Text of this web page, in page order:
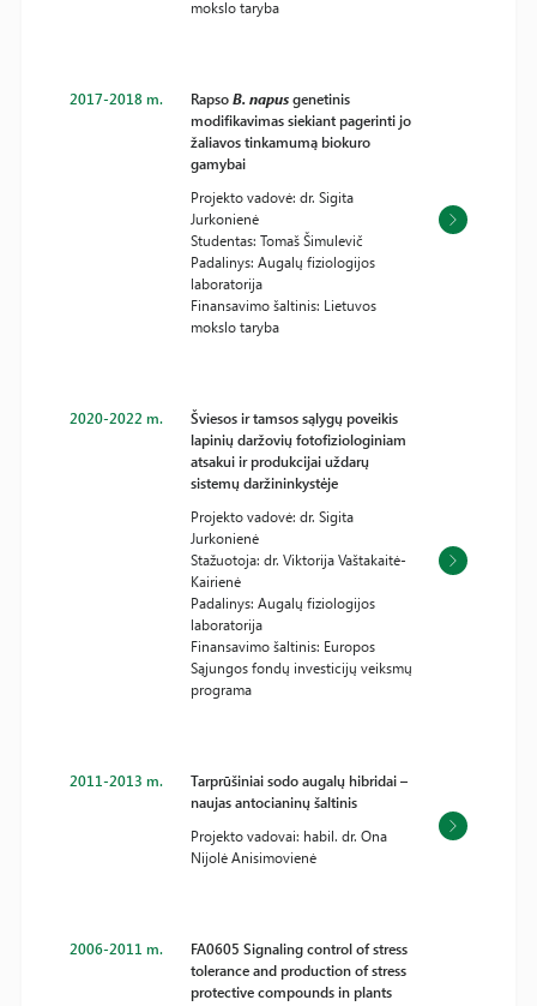
mokslo taryba
2017-2018 m. RapsoB. napusgenetinis
modifikavimas siekiant pagerinti jo
žaliavos tinkamumą biokuro
gamybai
Projekto vadovė: dr. Sigita
Jurkonienė
Studentas: Tomaš Šimulevič
Padalinys: Augalų fiziologijos
laboratorija
Finansavimo šaltinis: Lietuvos
mokslo taryba
2020-2022 m.
Šviesos ir tamsos sąlygų poveikis
lapinių daržovių fotofiziologiniam
atsakui ir produkcijai uždarų
sistemų daržininkystėje
Projekto vadovė: dr. Sigita
Jurkonienė
Stažuotoja: dr. Viktorija Vaštakaitė-
Kairienė
Padalinys: Augalų fiziologijos
laboratorija
Finansavimo šaltinis: Europos
Sąjungos fondų investicijų veiksmų
programa
2011-2013 m.
Tarprūšiniai sodo augalų hibridai –
naujas antocianinų šaltinis
Projekto vadovai: habil. dr. Ona
Nijolė Anisimovienė
2006-2011 m.
FA0605 Signaling control of stress
tolerance and production of stress
protective compounds in plants